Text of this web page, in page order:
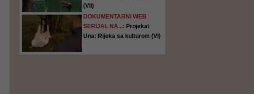
(VII)
DOKUMENTARNI WEB
SERIJAL NA...: Projekat
Una: Rijeka sa kulturom (VI)